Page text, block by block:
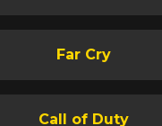
Far Cry
Call of Duty